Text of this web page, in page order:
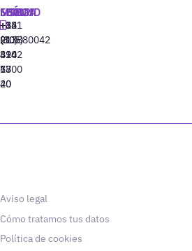
MADRID
+34
91
310
77
40
MIAMI
+1
(305)
424
13
20
SEÚL
+82
(10)
8942
6800
LISBOA
‪+351
213880042
Aviso legal
Cómo tratamos tus datos
Política de cookies